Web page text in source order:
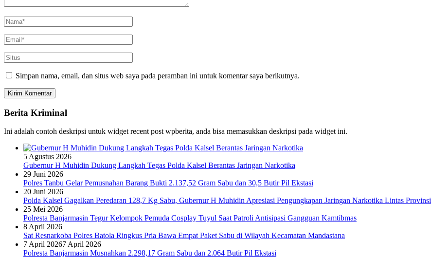
Simpan nama, email, dan situs web saya pada peramban ini untuk komentar saya berikutnya.
Berita Kriminal
Ini adalah contoh deskripsi untuk widget recent post wpberita, anda bisa memasukkan deskripsi pada widget ini.
5 Agustus 2026
Gubernur H Muhidin Dukung Langkah Tegas Polda Kalsel Berantas Jaringan Narkotika
29 Juni 2026
Polres Tanbu Gelar Pemusnahan Barang Bukti 2.137,52 Gram Sabu dan 30,5 Butir Pil Ekstasi
20 Juni 2026
Polda Kalsel Gagalkan Peredaran 128,7 Kg Sabu, Gubernur H Muhidin Apresiasi Pengungkapan Jaringan Narkotika Lintas Provinsi
25 Mei 2026
Polresta Banjarmasin Tegur Kelompok Pemuda Cosplay Tuyul Saat Patroli Antisipasi Gangguan Kamtibmas
8 April 2026
Sat Resnarkoba Polres Batola Ringkus Pria Bawa Empat Paket Sabu di Wilayah Kecamatan Mandastana
7 April 20267 April 2026
Polresta Banjarmasin Musnahkan 2.298,17 Gram Sabu dan 2.064 Butir Pil Ekstasi